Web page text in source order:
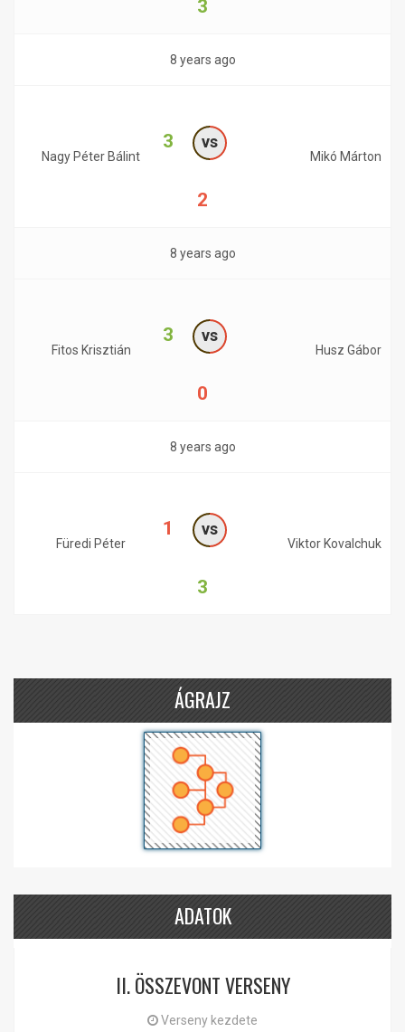
3
8 years ago
Nagy Péter Bálint
3 vs
2
Mikó Márton
8 years ago
Fitos Krisztián
3 vs
0
Husz Gábor
8 years ago
Füredi Péter
1 vs
3
Viktor Kovalchuk
ÁGRAJZ
ADATOK
II. ÖSSZEVONT VERSENY
Verseny kezdete